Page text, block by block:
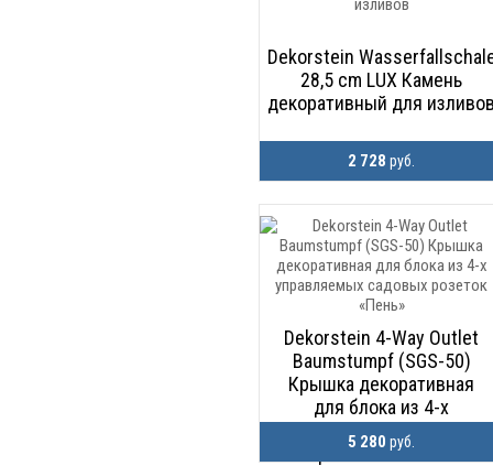
Dekorstein
28,5 cm LUX Камень
декоративный для
2 728руб.
Dekorstein 4-Way Outlet
Baumstumpf (SGS-50)
Крышка декоративная
для блока из 4-х
управляемых садовых
розеток «Пень»
5 280руб.